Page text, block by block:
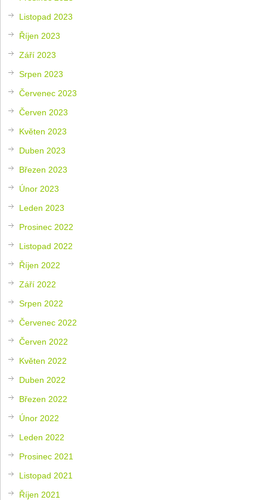
Listopad 2023
Říjen 2023
Září 2023
Srpen 2023
Červenec 2023
Červen 2023
Květen 2023
Duben 2023
Březen 2023
Únor 2023
Leden 2023
Prosinec 2022
Listopad 2022
Říjen 2022
Září 2022
Srpen 2022
Červenec 2022
Červen 2022
Květen 2022
Duben 2022
Březen 2022
Únor 2022
Leden 2022
Prosinec 2021
Listopad 2021
Říjen 2021